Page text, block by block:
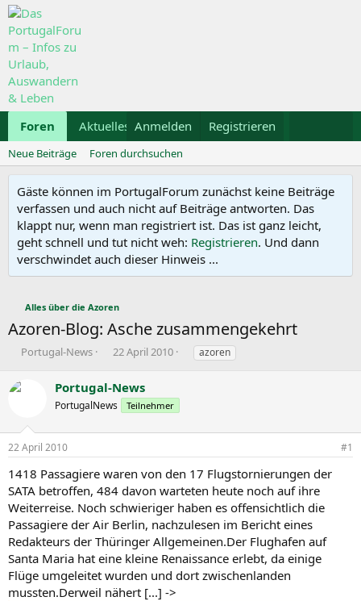
Foren Aktuelles Galerie Kalender
Anmelden Registrieren
Neue Beiträge Foren durchsuchen
Gäste können im PortugalForum zunächst keine Beiträge
verfassen und auch nicht auf Beiträge antworten. Das
klappt nur, wenn man registriert ist. Das ist ganz leicht,
geht schnell und tut nicht weh: Registrieren. Und dann
verschwindet auch dieser Hinweis ...
Alles über die Azoren
Azoren-Blog: Asche zusammengekehrt
E
s
t
l
e
r
Portugal-News
E
t
e
l
m
22 April 2010
S
w
r
t
e
azoren
Portugal-News
PortugalNews Teilnehmer
22 April 2010 #1
1418 Passagiere waren von den 17 Flugstornierungen der
SATA betroffen, 484 davon warteten heute noch auf ihre
Weiterreise. Noch schwieriger haben es offensichtlich die
Passagiere der Air Berlin, nachzulesen im Bericht eines
Redakteurs der Thüringer Allgemeinen.Der Flughafen auf
Santa Maria hat eine kleine Renaissance erlebt, da einige
Flüge umgeleitet wurden und dort zwischenlanden
mussten.Derweil nähert [...] ->